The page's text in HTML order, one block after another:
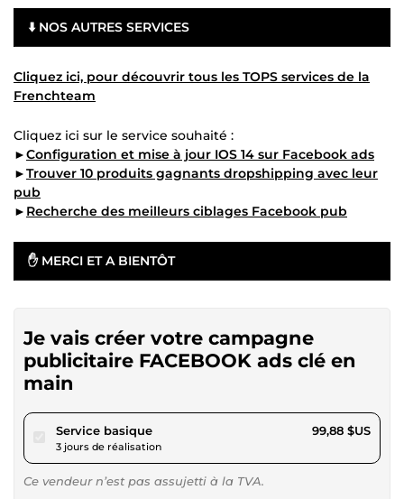
⬇️ NOS AUTRES SERVICES
Cliquez ici, pour découvrir tous les TOPS services de la
Frenchteam
Cliquez ici sur le service souhaité :
►Configuration et mise à jour IOS 14 sur Facebook ads
►Trouver 10 produits gagnants dropshipping avec leur
pub
► Recherche des meilleurs ciblages Facebook pub
✋ MERCI ET A BIENTÔT
Je vais créer votre campagne
publicitaire FACEBOOK ads clé en
main
Service basiquepour 92,06 $US
3 jours de réalisation
99,88 $US
Ce vendeur n’est pas assujetti à la TVA.